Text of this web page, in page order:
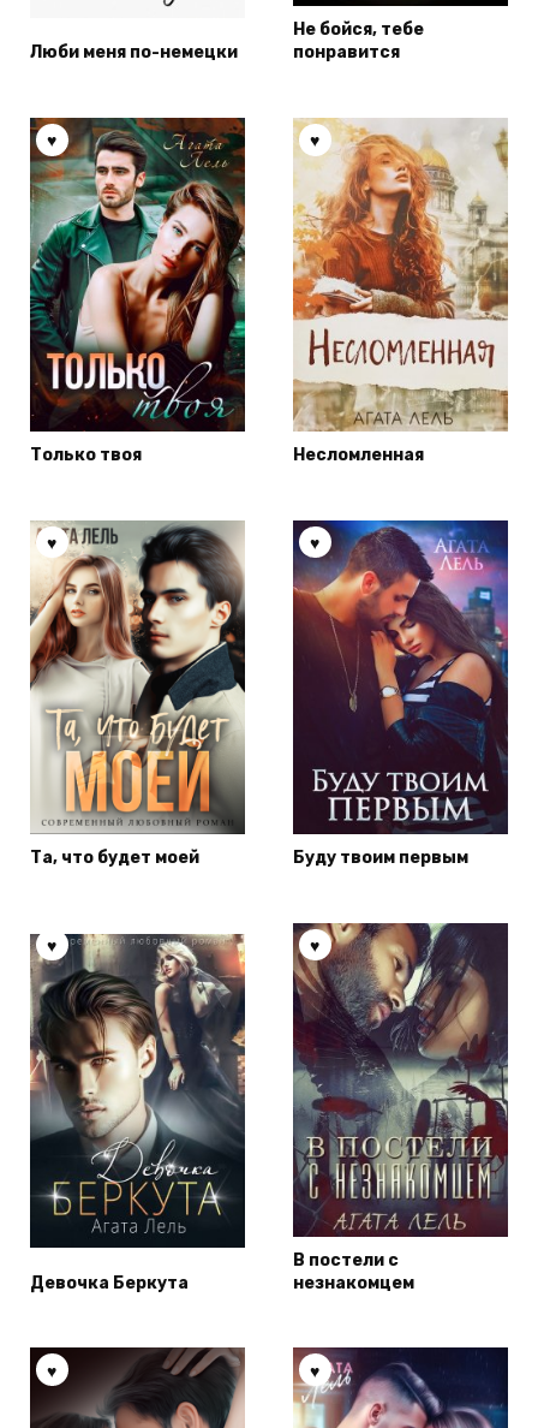
Люби меня по-немецки
Не бойся, тебе
понравится
Только твоя Несломленная
Та, что будет моей Буду твоим первым
Девочка Беркута
В постели с
незнакомцем